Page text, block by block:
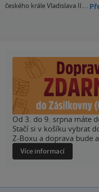
českého krále Vladislava II.…
Od 3. do 9. srpna máte
Stačí si v košíku vybrat
Z-Boxu a doprava bude
Více informací